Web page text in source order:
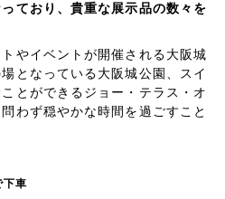
ており、貴重な展示品の数々を
やイベントが開催される大阪城
となっている大阪城公園、スイ
とができるジョー・テラス・オ
わず穏やかな時間を過ごすこと
下車